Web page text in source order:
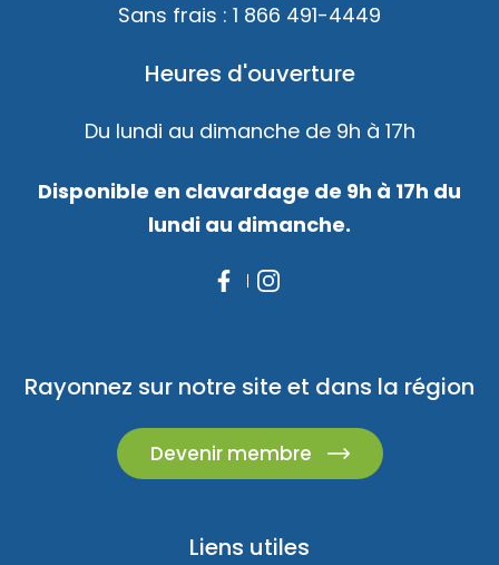
Sans frais : 1 866 491-4449
Heures d'ouverture
Du lundi au dimanche de 9h à 17h
Disponible en clavardage de 9h à 17h du
lundi au dimanche.
Rayonnez sur notre site et dans la région
Devenir membre
Liens utiles